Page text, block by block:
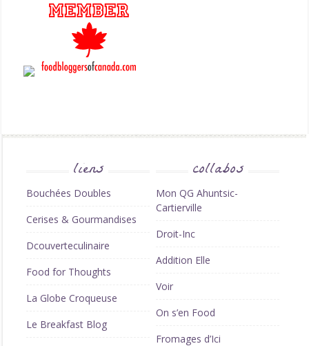
liens
Bouchées Doubles
Cerises & Gourmandises
Dcouverteculinaire
Food for Thoughts
La Globe Croqueuse
Le Breakfast Blog
collabos
Mon QG Ahuntsic-
Cartierville
Droit-Inc
Addition Elle
Voir
On s’en Food
Fromages d’Ici